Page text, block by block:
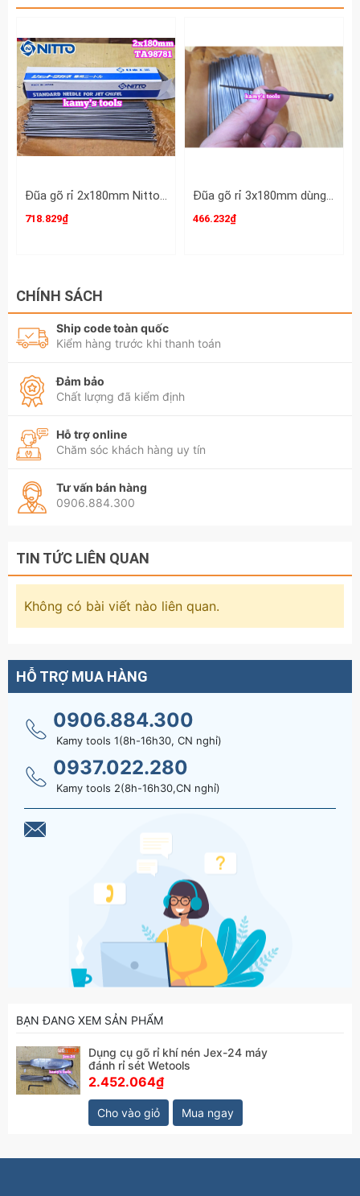
Đũa gõ rỉ 2x180mm Nitto TA98781
718.829₫
Đũa gõ rỉ 3x180mm dùng cho máy đánh gỏ rỉ jex 24 và jex-28
466.232₫
CHÍNH SÁCH
Ship code toàn quốc
Kiểm hàng trước khi thanh toán
Đảm bảo
Chất lượng đã kiểm định
Hỗ trợ online
Chăm sóc khách hàng uy tín
Tư vấn bán hàng
0906.884.300
TIN TỨC LIÊN QUAN
Không có bài viết nào liên quan.
HỖ TRỢ MUA HÀNG
0906.884.300
Kamy tools 1(8h-16h30, CN nghỉ)
0937.022.280
Kamy tools 2(8h-16h30,CN nghỉ)
BẠN ĐANG XEM SẢN PHẨM
Dụng cụ gõ rỉ khí nén Jex-24 máy
đánh rỉ sét Wetools
2.452.064₫
Cho vào giỏ Mua ngay